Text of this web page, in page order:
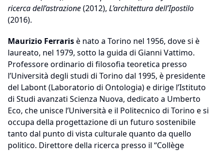
ricerca dell’astrazione(2012), L’architettura dell’Ipostilo
(2016).
Maurizio Ferrarisè nato a Torino nel 1956, dove si è
laureato, nel 1979, sotto la guida di Gianni Vattimo.
Professore ordinario di filosofia teoretica presso
l’Università degli studi di Torino dal 1995, è presidente
del Labont (Laboratorio di Ontologia) e dirige l’Istituto
di Studi avanzati Scienza Nuova, dedicato a Umberto
Eco, che unisce l’Università e il Politecnico di Torino e si
occupa della progettazione di un futuro sostenibile
tanto dal punto di vista culturale quanto da quello
politico. Direttore della ricerca presso il “Collège